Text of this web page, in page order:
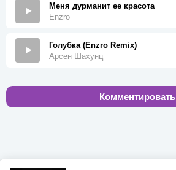
Меня дурманит ее красота
Enzro
Голубка (Enzro Remix)
Арсен Шахунц
Комментировать